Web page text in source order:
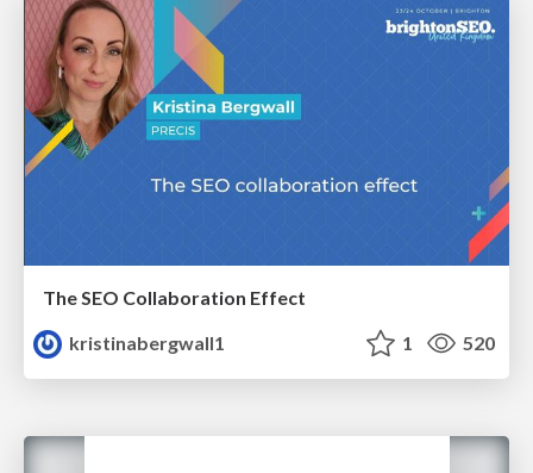
The SEO Collaboration Effect
kristinabergwall1
1 520